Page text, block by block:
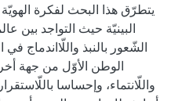
يتطرّق هذا البحث لفكرة
البينيّة حيث التواجد بين
الشّعور بالنبذ واللّااندماج
الوطن الأوّل من جهة
واللّانتماء، وإحساسا